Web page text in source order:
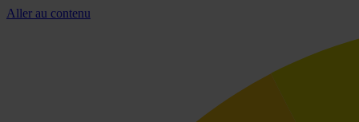
Aller au contenu